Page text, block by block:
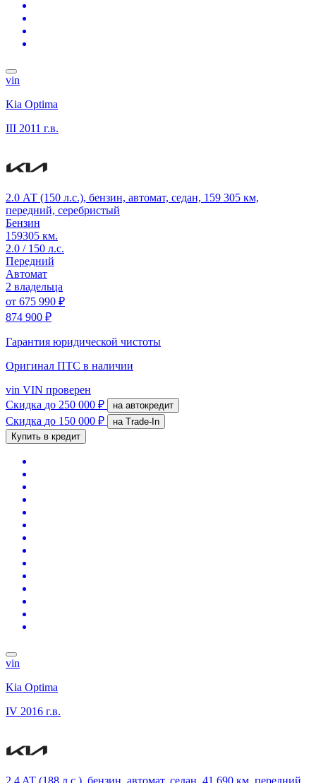
vin
Kia Optima
III 2011 г.в.
2.0 АТ (150 л.с.), бензин, автомат, седан, 159 305 км,
передний, серебристый
Бензин
159305 км.
2.0 / 150 л.с.
Передний
Автомат
2 владельца
от 675 990 ₽
874 900 ₽
Гарантия юридической чистоты
Оригинал ПТС в наличии
vin VIN проверен
Скидка до 250 000 ₽ на автокредит
Скидка до 150 000 ₽
на Trade-In
Купить в кредит
vin
Kia Optima
IV 2016 г.в.
2.4 AT (188 л.с.), бензин, автомат, седан, 41 690 км, передний,